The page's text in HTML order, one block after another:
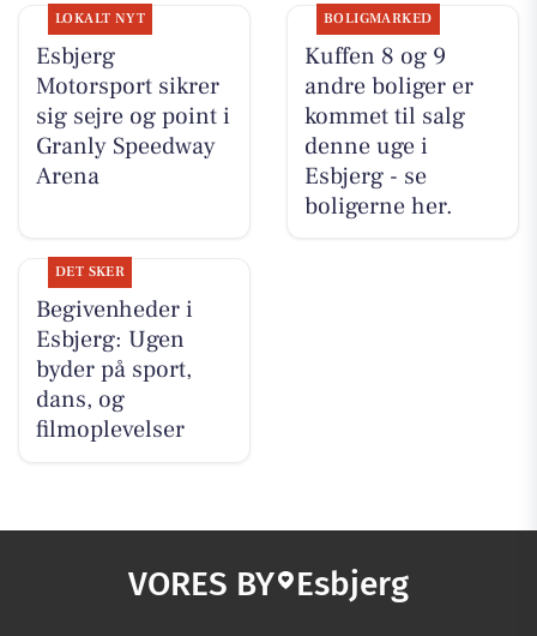
LOKALT NYT
Esbjerg
Motorsport sikrer
sig sejre og point i
Granly Speedway
Arena
BOLIGMARKED
Kuffen 8 og 9
andre boliger er
kommet til salg
denne uge i
Esbjerg - se
boligerne her.
DET SKER
Begivenheder i
Esbjerg: Ugen
byder på sport,
dans, og
filmoplevelser
VORES BY Esbjerg